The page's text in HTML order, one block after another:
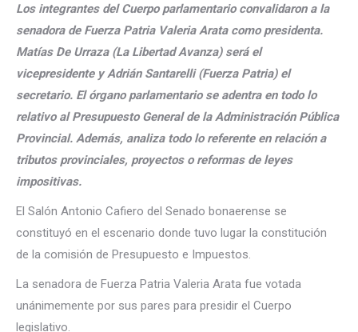
Los integrantes del Cuerpo parlamentario convalidaron a la
senadora de Fuerza Patria Valeria Arata como presidenta.
Matías De Urraza (La Libertad Avanza) será el
vicepresidente y Adrián Santarelli (Fuerza Patria) el
secretario. El órgano parlamentario se adentra en todo lo
relativo al Presupuesto General de la Administración Pública
Provincial. Además, analiza todo lo referente en relación a
tributos provinciales, proyectos o reformas de leyes
impositivas.
El Salón Antonio Cafiero del Senado bonaerense se
constituyó en el escenario donde tuvo lugar la constitución
de la comisión de Presupuesto e Impuestos.
La senadora de Fuerza Patria Valeria Arata fue votada
unánimemente por sus pares para presidir el Cuerpo
legislativo.